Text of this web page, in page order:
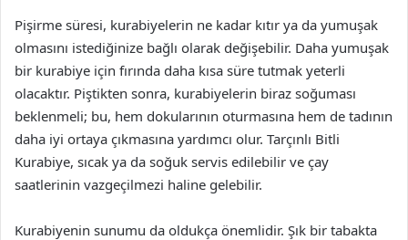
Pişirme süresi, kurabiyelerin ne kadar kıtır ya da yumuşak
olmasını istediğinize bağlı olarak değişebilir. Daha yumuşak
bir kurabiye için fırında daha kısa süre tutmak yeterli
olacaktır. Piştikten sonra, kurabiyelerin biraz soğuması
beklenmeli; bu, hem dokularının oturmasına hem de tadının
daha iyi ortaya çıkmasına yardımcı olur. Tarçınlı Bitli
Kurabiye, sıcak ya da soğuk servis edilebilir ve çay
saatlerinin vazgeçilmezi haline gelebilir.
Kurabiyenin sunumu da oldukça önemlidir. Şık bir tabakta